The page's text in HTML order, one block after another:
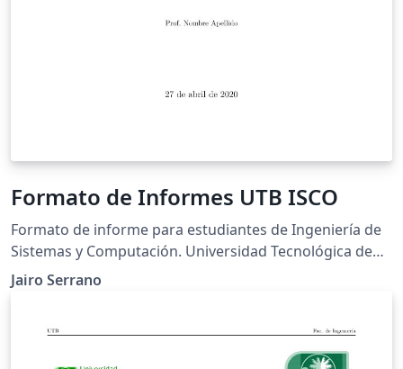
Formato de Informes UTB ISCO
Formato de informe para estudiantes de Ingeniería de
Sistemas y Computación. Universidad Tecnológica de
Bolívar
Jairo Serrano